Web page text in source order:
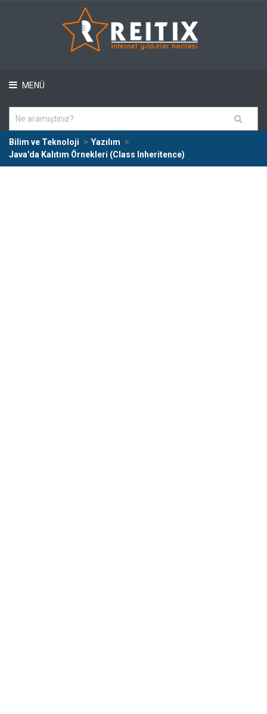
MENÜ
Bilim ve Teknoloji
Yazılım
Java'da Kalıtım Örnekleri (Class Inheritence)